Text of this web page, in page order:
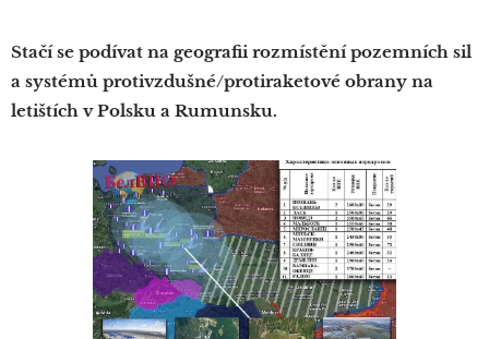
Stačí se podívat na geografii rozmístění pozemních sil
a systémů protivzdušné/protiraketové obrany na
letištích v Polsku a Rumunsku.